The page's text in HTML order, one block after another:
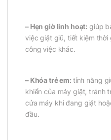
– Hẹn giờ linh hoạt: giúp
việc giặt giũ, tiết kiệm thời
công việc khác.
– Khóa trẻ em:tính năng
khiển của máy giặt, tránh
cửa máy khi đang giặt
đầu.